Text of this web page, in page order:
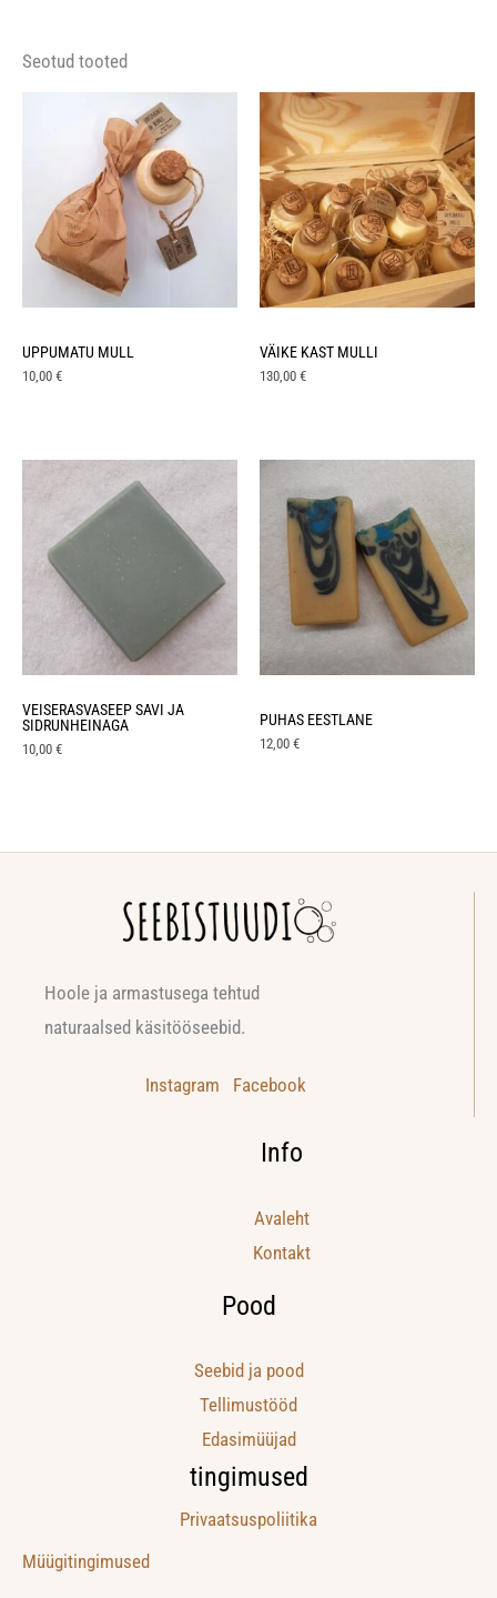
Seotud tooted
UPPUMATU MULL
10,00 €
VÄIKE KAST MULLI
130,00 €
VEISERASVASEEP SAVI JA
SIDRUNHEINAGA
10,00 €
PUHAS EESTLANE
12,00 €
Hoole ja armastusega tehtud
naturaalsed käsitööseebid.
Instagram Facebook
Info
Avaleht
Kontakt
Pood
Seebid ja pood
Tellimustööd
Edasimüüjad
tingimused
Privaatsuspoliitika
Müügitingimused